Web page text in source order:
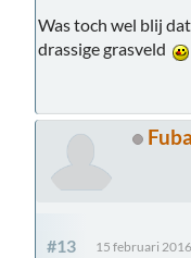
Was toch wel blij
drassige grasveld
#13 15 februari